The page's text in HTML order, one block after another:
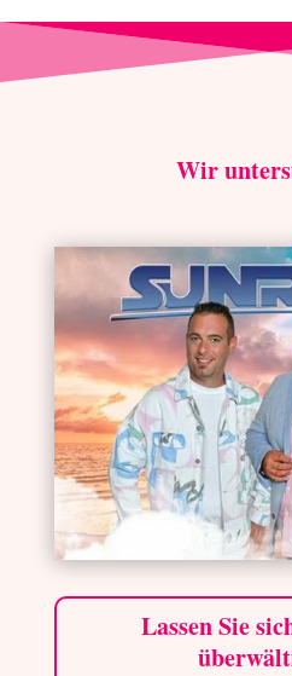
Wir
Lassen Sie